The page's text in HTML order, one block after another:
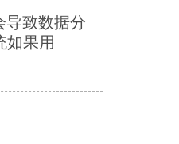
致数据分
如果用